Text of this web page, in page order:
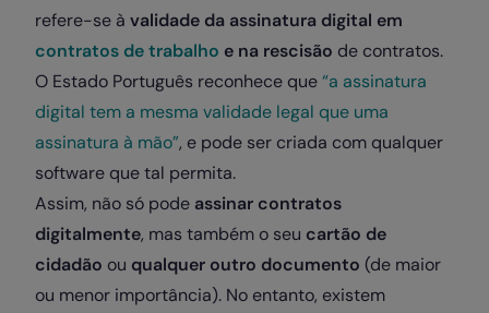
refere-se à validade da assinatura digital em
contratos de trabalho e na rescisão de contratos.
O Estado Português reconhece que“a assinatura
digital tem a mesma validade legal que uma
assinatura à mão”, e pode ser criada com qualquer
software que tal permita.
Assim, não só pode assinar contratos
digitalmente, mas também o seu cartão de
cidadão ou qualquer outro documento (de maior
ou menor importância). No entanto, existem